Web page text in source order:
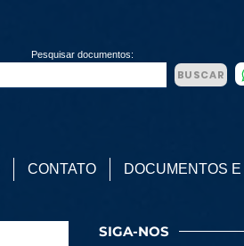
CONTATO DOCUMENTOS
Pesquisar documentos:
BUSCAR
SIGA-NOS